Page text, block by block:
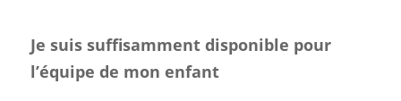
Je suis suffisamment disponible pour
l’équipe de mon enfant